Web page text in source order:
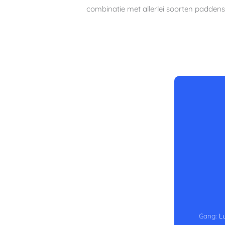
combinatie met allerlei soorten
Gang: